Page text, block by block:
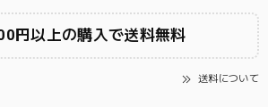
円以上の購入で送料無料
送料について